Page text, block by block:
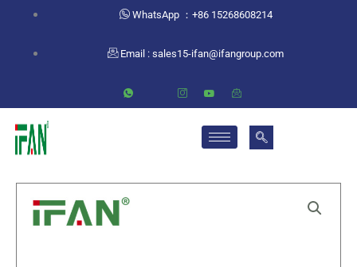
WhatsApp ：+86 15268608214
Email :sales15-ifan@ifangroup.com